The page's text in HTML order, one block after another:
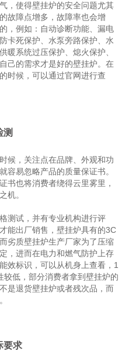
，使得壁挂炉的安全问题尤其
故障点增多，故障率也会增
，例如：自动诊断功能、漏电
卡死保护、水泵旁路保护、水
暖系统过压保护、熄火保护、
己的需求才是好的壁挂炉。在
时候，可以通过官网进行查
测
，关注点在品牌、外观和功
容易忽略产品的质量保证书。
书也将消费者绕得云里雾里，
机。
试，并有专业机构进行评
能出厂销售，壁挂炉具有的3C
劣质壁挂炉生产厂家为了压缩
，进而在电力和燃气防护上存
效标识，可以从机身上查看，1
低，部分消费者拿到壁挂炉的
是退货壁挂炉或者残次品，而
要求